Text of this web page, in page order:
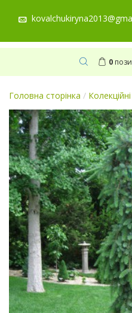
0
Головна сторінка /